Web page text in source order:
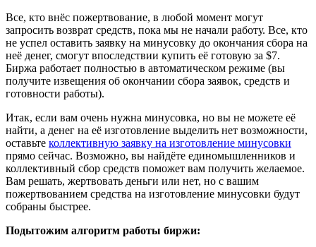
Все, кто внёс пожертвование, в любой момент могут
запросить возврат средств, пока мы не начали работу. Все, кто
не успел оставить заявку на минусовку до окончания сбора на
неё денег, смогут впоследствии купить её готовую за $7.
Биржа работает полностью в автоматическом режиме (вы
получите извещения об окончании сбора заявок, средств и
готовности работы).
Итак, если вам очень нужна минусовка, но вы не можете её
найти, а денег на её изготовление выделить нет возможности,
оставьте коллективную заявку на изготовление минусовки
прямо сейчас. Возможно, вы найдёте единомышленников и
коллективный сбор средств поможет вам получить желаемое.
Вам решать, жертвовать деньги или нет, но с вашим
пожертвованием средства на изготовление минусовки будут
собраны быстрее.
Подытожим алгоритм работы биржи: